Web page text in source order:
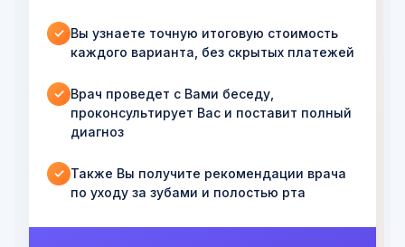
✓ Вы узнаете точную итоговую стоимость
каждого варианта, без скрытых платежей
✓ Врач проведет с Вами беседу,
проконсультирует Вас и поставит полный
диагноз
✓ Также Вы получите рекомендации врача
по уходу за зубами и полостью рта